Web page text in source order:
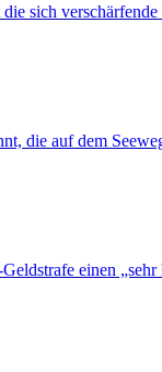
sich
die auf dem
einen „sehr